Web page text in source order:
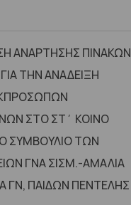
ΑΝΑΡΤΗΣΗΣ ΠΙΝΑΚΩΝ
ΤΗΝ ΑΝΑΔΕΙΞΗ
ΣΤΟ ΣΤ΄ ΚΟΙΝΟ
ΣΥΜΒΟΥΛΙΟ ΤΩΝ
ΓΝΑ ΣΙΣΜ.-ΑΜΑΛΙΑ
ΓΝ, ΠΑΙΔΩΝ ΠΕΝΤΕΛΗΣ